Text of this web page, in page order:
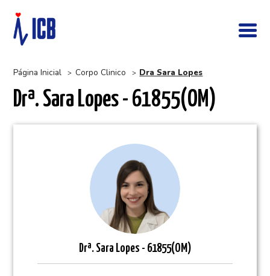
Página Inicial > Corpo Clinico > Dra Sara Lopes
Drª. Sara Lopes - 61855(OM)
Drª. Sara Lopes - 61855(OM)